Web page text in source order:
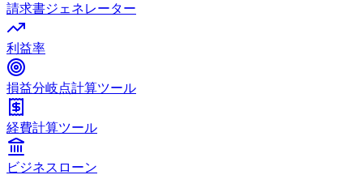
請求書ジェネレーター
利益率
損益分岐点計算ツール
経費計算ツール
ビジネスローン